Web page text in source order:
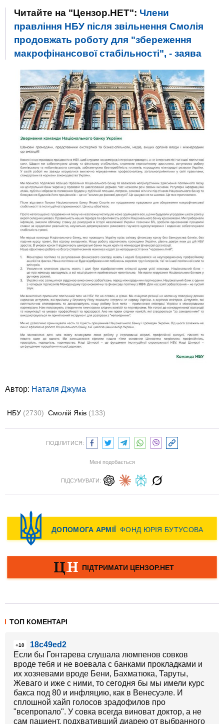
Читайте на "Цензор.НЕТ": Члени
правління НБУ після звільнення Смолія
продовжать роботу для "збереження
макрофінансової стабільності", - заява
Автор: Наталя Джума
НБУ (2730) Смолій Яків (133)
ПОДІЛИТИСЯ:
Мені подобається
ПІДСУМУВАТИ:
ТОП КОМЕНТАРІ
+10
18c49ed2
Если бы Гонтарева слушала люмпенов совков
вроде тебя и не воевала с банками прокладками и
их хозяевами вроде Бени, Бахматюка, Таруты,
Жеваго и иже с ними, то сегодня бы мы имели курс
бакса под 80 и инфляцию, как в Венесуэле. И
сплошной хайп голосов зрадофилов про
"всепропало". У совка всегда виноват доктор, а не
сам пациент, подхвативший диарею от выбранного